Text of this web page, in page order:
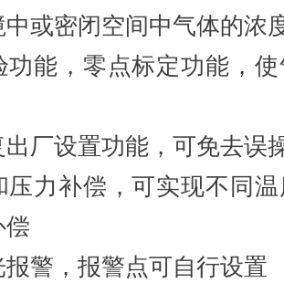
中或密闭空间中气体的浓
功能，零点标定功能，
出厂设置功能，可免去误
压力补偿，可实现不同
偿
警，报警点可自行设置